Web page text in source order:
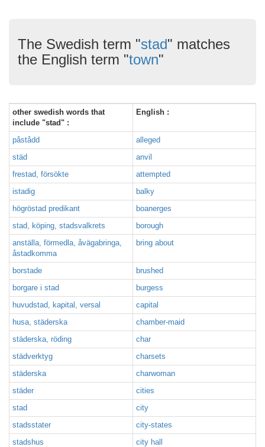
The Swedish term "stad" matches
the English term "town"
other swedish words that
include "stad" :
English :
påstådd
alleged
städ
anvil
frestad, försökte
attempted
istadig
balky
högröstad predikant
boanerges
stad, köping, stadsvalkrets
borough
anställa, förmedla, åvägabringa,
åstadkomma
bring about
borstade
brushed
borgare i stad
burgess
huvudstad, kapital, versal
capital
husa, städerska
chamber-maid
städerska, röding
char
städverktyg
charsets
städerska
charwoman
städer
cities
stad
city
stadsstater
city-states
stadshus
city hall